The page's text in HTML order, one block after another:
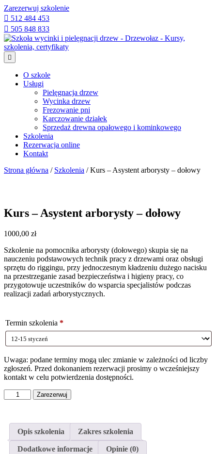
Zarezerwuj szkolenie
512 484 453
505 848 833
O szkole
Usługi
Pielęgnacja drzew
Wycinka drzew
Frezowanie pni
Karczowanie działek
Sprzedaż drewna opałowego i kominkowego
Szkolenia
Rezerwacja online
Kontakt
Strona główna / Szkolenia / Kurs – Asystent arborysty – dołowy
Kurs – Asystent arborysty – dołowy
1000,00 zł
Szkolenie na pomocnika arborysty (dołowego) skupia się na
nauczeniu podstawowych technik pracy z drzewami oraz obsługi
sprzętu do riggingu, przy jednoczesnym kładzeniu dużego nacisku
na przestrzeganie zasad bezpieczeństwa i higieny pracy, co
przygotowuje uczestników do wsparcia specjalistów podczas
realizacji zadań arborystycznych.
Termin szkolenia *
Uwaga: podane terminy mogą ulec zmianie w zależności od liczby
zgłoszeń. Przed dokonaniem rezerwacji prosimy o wcześniejszy
kontakt w celu potwierdzenia dostępności.
ilość
Kurs
arborysty
dołowy
Zarezerwuj
Opis szkolenia Zakres szkolenia
Dodatkowe informacje Opinie (0)